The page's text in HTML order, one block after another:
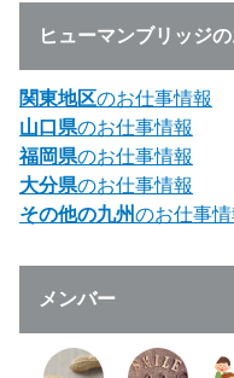
ヒューマンブリッジ
関東地区のお仕事情報
山口県のお仕事情報
福岡県のお仕事情報
大分県のお仕事情報
その他の九州のお仕事情
メンバー